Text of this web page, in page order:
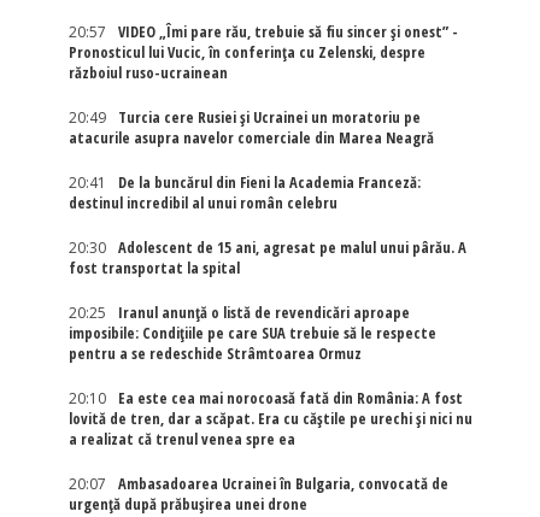
20:57
VIDEO „Îmi pare rău, trebuie să fiu sincer și onest” -
Pronosticul lui Vucic, în conferința cu Zelenski, despre
războiul ruso-ucrainean
20:49
Turcia cere Rusiei și Ucrainei un moratoriu pe
atacurile asupra navelor comerciale din Marea Neagră
20:41
De la buncărul din Fieni la Academia Franceză:
destinul incredibil al unui român celebru
20:30
Adolescent de 15 ani, agresat pe malul unui pârău. A
fost transportat la spital
20:25
Iranul anunță o listă de revendicări aproape
imposibile: Condițiile pe care SUA trebuie să le respecte
pentru a se redeschide Strâmtoarea Ormuz
20:10
Ea este cea mai norocoasă fată din România: A fost
lovită de tren, dar a scăpat. Era cu căștile pe urechi și nici nu
a realizat că trenul venea spre ea
20:07
Ambasadoarea Ucrainei în Bulgaria, convocată de
urgență după prăbușirea unei drone